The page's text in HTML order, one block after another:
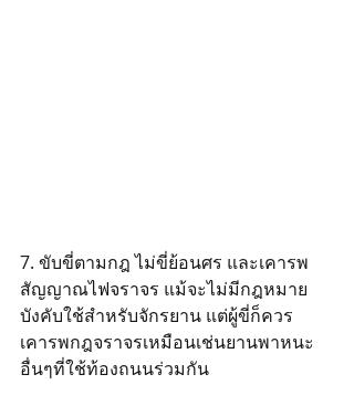
7. ขับขี่ตามกฎ ไม่ขี่ย้อนศร และเคารพ
สัญญาณไฟจราจร แม้จะไม่มีกฎหมาย
บังคับใช้สำหรับจักรยาน แต่ผู้ขี่ก็ควร
เคารพกฎจราจรเหมือนเช่นยานพาหนะ
อื่นๆที่ใช้ท้องถนนร่วมกัน